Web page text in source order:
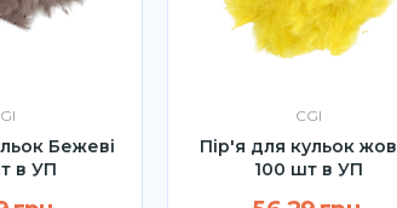
Бежеві
в УП
CGI
Пір'я для кульок
100 шт в УП